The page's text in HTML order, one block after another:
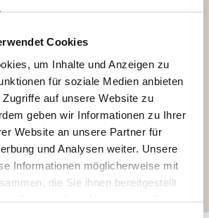
Cookies
um Inhalte und Anzeigen zu
für soziale Medien anbieten
auf unsere Website zu
geben wir Informationen zu Ihrer
Website an unsere Partner für
und Analysen weiter. Unsere
Informationen möglicherweise mit
die Sie ihnen bereitgestellt
Rufen Sie uns gerne an unter0611